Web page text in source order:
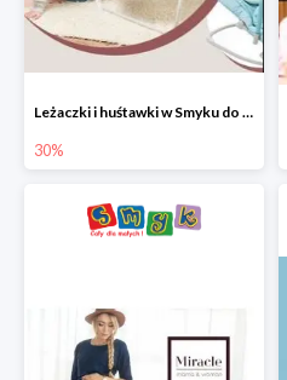
Leżaczki i huśtawki w Smyku do -30%
30%